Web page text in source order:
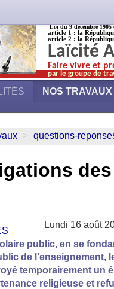
Loi du 9 décembre 1905
article 1 : la
article 2 : la
Laïcité
Faire vivre et
par le groupe de
NOS TRAVAUX
> questions-
des
Lundi 16 août
public, en se
de l’enseignement,
temporairement un
religieuse et